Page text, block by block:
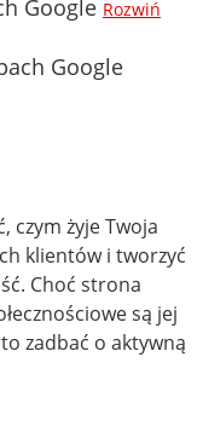
Google Rozwiń
Google
czym żyje Twoja
klientów i tworzyć
Choć strona
są jej
zadbać o aktywną